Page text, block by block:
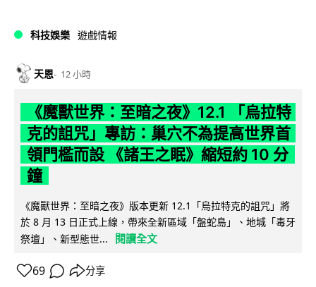
科技娛樂 遊戲情報
天恩 12 小時
《魔獸世界：至暗之夜》12.1 「烏拉特
克的詛咒」專訪：巢穴不為提高世界首
領門檻而設 《諸王之眠》縮短約 10 分
鐘
《魔獸世界：至暗之夜》版本更新 12.1「烏拉特克的詛咒」將
於 8 月 13 日正式上線，帶來全新區域「盤蛇島」、地城「毒牙
祭壇」、新型態世...
閱讀全文
69 分享